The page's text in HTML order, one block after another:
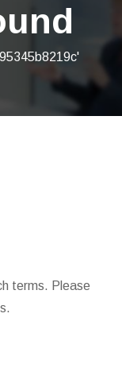
terms. Please